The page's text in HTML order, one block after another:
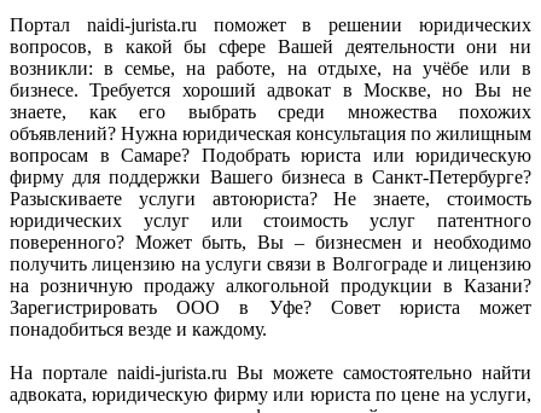
Портал naidi-jurista.ru поможет в решении юридических
вопросов, в какой бы сфере Вашей деятельности они ни
возникли: в семье, на работе, на отдыхе, на учёбе или в
бизнесе. Требуется хороший адвокат в Москве, но Вы не
знаете, как его выбрать среди множества похожих
объявлений? Нужна юридическая консультация по жилищным
вопросам в Самаре? Подобрать юриста или юридическую
фирму для поддержки Вашего бизнеса в Санкт-Петербурге?
Разыскиваете услуги автоюриста? Не знаете, стоимость
юридических услуг или стоимость услуг патентного
поверенного? Может быть, Вы – бизнесмен и необходимо
получить лицензию на услуги связи в Волгограде и лицензию
на розничную продажу алкогольной продукции в Казани?
Зарегистрировать ООО в Уфе? Совет юриста может
понадобиться везде и каждому.
На портале naidi-jurista.ru Вы можете самостоятельно найти
адвоката, юридическую фирму или юриста по цене на услуги,